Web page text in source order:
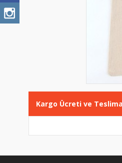
Kargo Ücreti ve